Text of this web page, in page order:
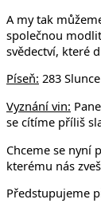
A my tak
společnou
svědectví, které
Píseň: 283
Vyznání vin:
se cítíme příliš
Chceme se nyní
kterému nás
Předstupujeme